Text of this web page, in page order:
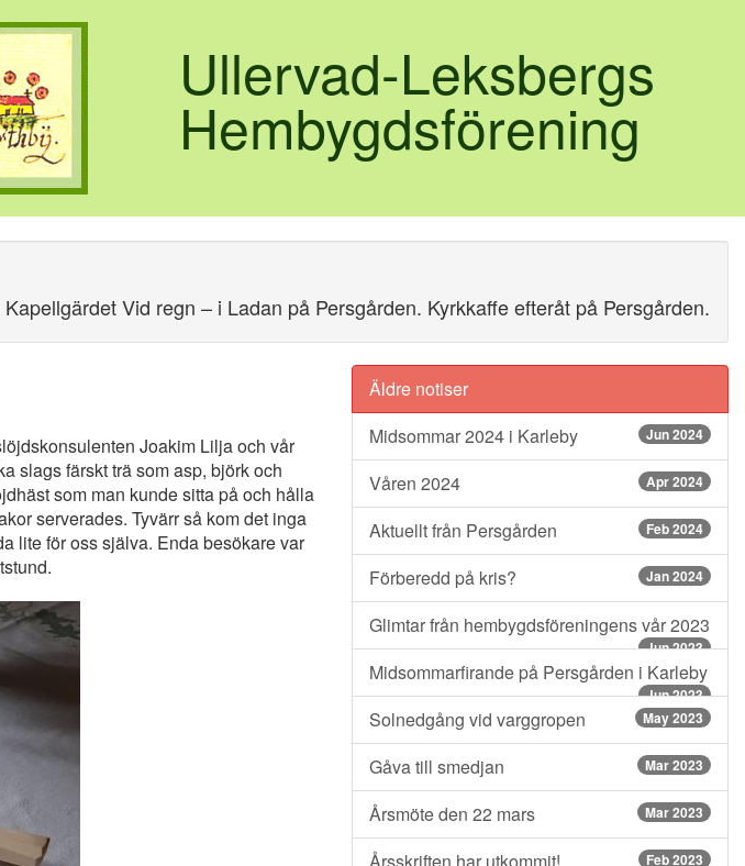
Ullervad-Leksbergs
Hembygdsförening
Vid regn – i Ladan på Persgården. Kyrkkaffe efteråt på Persgården.
Joakim Lilja och vår
slags färskt trä som asp, björk och
som man kunde sitta på och hålla
serverades. Tyvärr så kom det inga
lite för oss själva. Enda besökare var
Äldre notiser
Midsommar 2024 i Karleby
Jun 2024
Våren 2024 Apr 2024
Aktuellt från Persgården Feb 2024
Förberedd på kris? Jan 2024
Glimtar från hembygdsföreningens vår 2023
Jun 2023
Midsommarfirande på Persgården i Karleby
Jun 2023
Solnedgång vid varggropen May 2023
Gåva till smedjan Mar 2023
Årsmöte den 22 mars Mar 2023
Feb 2023